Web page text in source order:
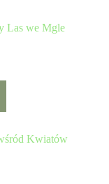
Las we Mgle